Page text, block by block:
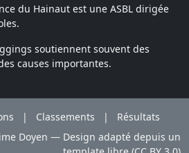
du Hainaut est une ASBL dirigée
soutiennent souvent des
causes importantes.
| Classements |
Résultats
Doyen — Design adapté depuis un